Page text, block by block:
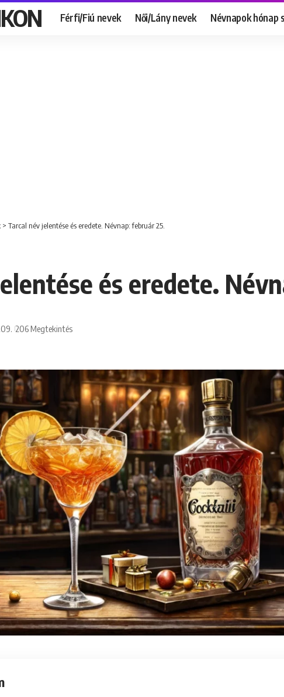
Férfi/Fiú nevek Női/Lány nevek Névnapok hónap
> Tarcal név jelentése és eredete. Névnap: február 25.
és eredete.
206 Megtekintés